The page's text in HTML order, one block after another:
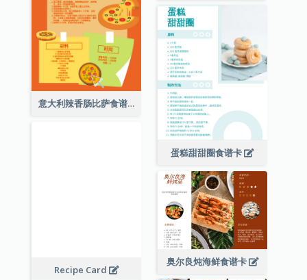
意大利辣香肠比萨食谱卡
蛋糕甜甜圈食谱卡
Recipe Card
奥尔良炖海鲜食谱卡